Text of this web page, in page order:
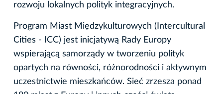
rozwoju lokalnych polityk integracyjnych.
Program Miast Międzykulturowych (Intercultural
Cities - ICC) jest inicjatywą Rady Europy
wspierającą samorządy w tworzeniu polityk
opartych na równości, różnorodności i aktywnym
uczestnictwie mieszkańców. Sieć zrzesza ponad